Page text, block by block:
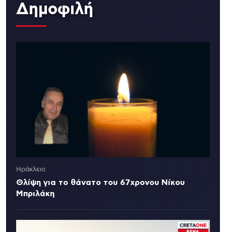
Δημοφιλή
Ηράκλειο
Θλίψη για το θάνατο του 67χρονου Νίκου
Μπριλάκη